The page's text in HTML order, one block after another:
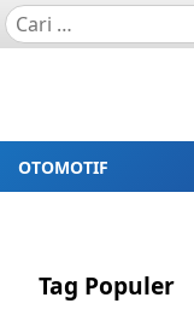
OTOMOTIF
Tag Populer